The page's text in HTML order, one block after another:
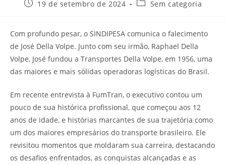
19 de setembro de 2024 Sem categoria
Com profundo pesar, o SINDIPESA comunica o falecimento
de José Della Volpe. Junto com seu irmão, Raphael Della
Volpe, José fundou a Transportes Della Volpe, em 1956, uma
das maiores e mais sólidas operadoras logísticas do Brasil.
Em recente entrevista à FumTran, o executivo contou um
pouco de sua histórica profissional, que começou aos 12
anos de idade, e histórias marcantes de sua trajetória como
um dos maiores empresários do transporte brasileiro. Ele
revisitou momentos que moldaram sua carreira, destacando
os desafios enfrentados, as conquistas alcançadas e as